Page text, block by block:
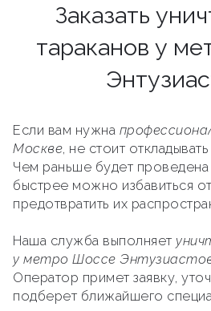
Заказать
тараканов у
Если вам нужна
Москве, не стоит
Чем раньше будет проведена
быстрее можно избавиться
предотвратить их
Наша служба выполняет
у метро Шоссе
Оператор примет заявку,
подберет ближайшего